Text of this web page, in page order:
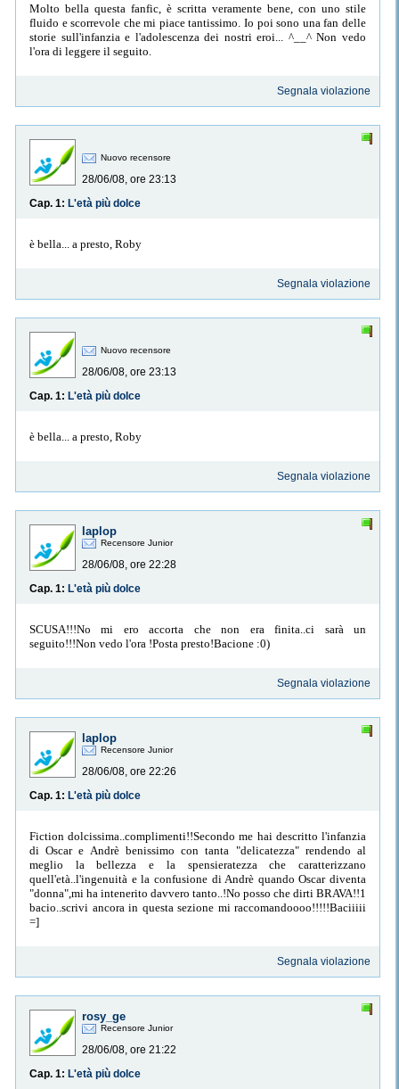
Molto bella questa fanfic, è scritta veramente bene, con uno stile
fluido e scorrevole che mi piace tantissimo. Io poi sono una fan delle
storie sull'infanzia e l'adolescenza dei nostri eroi... ^__^ Non vedo
l'ora di leggere il seguito.
Segnala violazione
Nuovo recensore
28/06/08, ore 23:13
Cap. 1: L'età più dolce
è bella... a presto, Roby
Segnala violazione
Nuovo recensore
28/06/08, ore 23:13
Cap. 1: L'età più dolce
è bella... a presto, Roby
Segnala violazione
laplop
Recensore Junior
28/06/08, ore 22:28
Cap. 1: L'età più dolce
SCUSA!!!No mi ero accorta che non era finita..ci sarà un
seguito!!!Non vedo l'ora !Posta presto!Bacione :0)
Segnala violazione
laplop
Recensore Junior
28/06/08, ore 22:26
Cap. 1: L'età più dolce
Fiction dolcissima..complimenti!!Secondo me hai descritto l'infanzia
di Oscar e Andrè benissimo con tanta "delicatezza" rendendo al
meglio la bellezza e la spensieratezza che caratterizzano
quell'età..l'ingenuità e la confusione di Andrè quando Oscar diventa
"donna",mi ha intenerito davvero tanto..!No posso che dirti BRAVA!!1
bacio..scrivi ancora in questa sezione mi raccomandoooo!!!!!Baciiiii
=]
Segnala violazione
rosy_ge
Recensore Junior
28/06/08, ore 21:22
Cap. 1: L'età più dolce